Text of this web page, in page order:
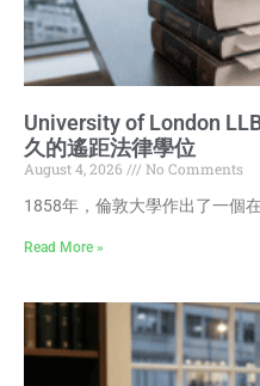
University of London
久的遙距法律學位
August 4, 2026
No Comments
1858年，倫敦大學作出了一個
Read More »